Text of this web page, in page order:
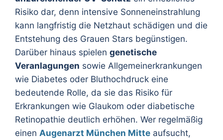
Risiko dar, denn intensive Sonneneinstrahlung
kann langfristig die Netzhaut schädigen und die
Entstehung des Grauen Stars begünstigen.
Darüber hinaus spielen genetische
Veranlagungen sowie Allgemeinerkrankungen
wie Diabetes oder Bluthochdruck eine
bedeutende Rolle, da sie das Risiko für
Erkrankungen wie Glaukom oder diabetische
Retinopathie deutlich erhöhen. Wer regelmäßig
einen Augenarzt München Mitte aufsucht,